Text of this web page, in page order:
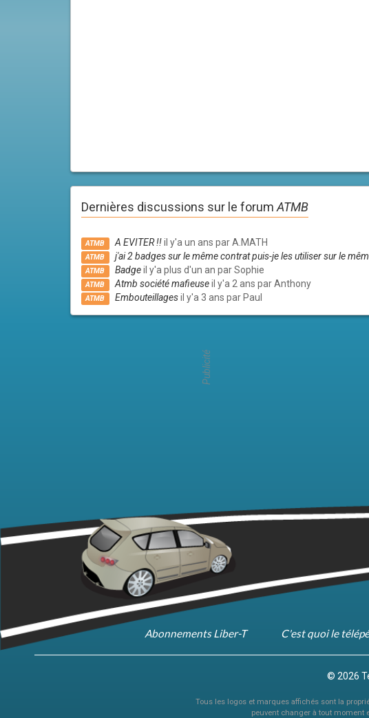
Dernières discussions sur le forum ATMB
ATMB A EVITER !! il y'a un ans par A.MATH
ATMB j'ai 2 badges sur le même contrat puis-je les utiliser sur le
ATMB Badgeil y'a plus d'un an par Sophie
ATMB Atmb société mafieuse il y'a 2 ans par Anthony
ATMB Embouteillagesil y'a 3 ans par Paul
Publicité
Abonnements Liber-T C'est quoi le
© 2026
Tous les logos et marques affichés sont la
peuvent changer à tout moment